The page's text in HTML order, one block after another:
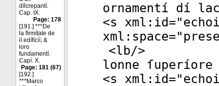
díſcrepantí.
Cap. IX.
Page: 178
[191.] ***De
la fírmítate de
lí edífícíí, &
loro
fundamentí.
Capí. X.
Page: 181 (67)
[192.]
***Marco
ornamentí dí
<s xml:id="
xml:space="
<lb/>
lonne
<s xml:id="